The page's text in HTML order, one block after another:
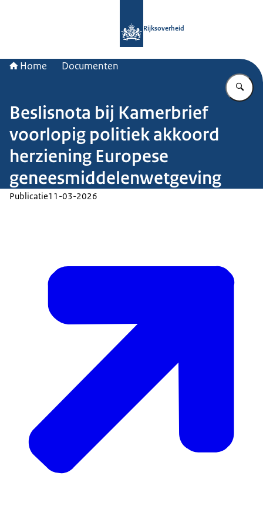
Rijksoverheid
Home Documenten
Beslisnota bij Kamerbrief
voorlopig politiek akkoord
herziening Europese
geneesmiddelenwetgeving
Publicatie11-03-2026